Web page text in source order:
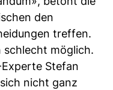
den
treffen.
schlecht möglich.
Stefan
nicht ganz